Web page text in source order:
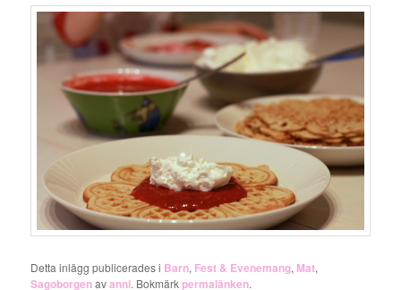
Detta inlägg publicerades i Barn, Fest & Evenemang, Mat,
Sagoborgenavanni. Bokmärkpermalänken.